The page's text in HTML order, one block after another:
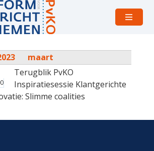
Open
maart
Terugblik PvKO
Inspiratiesessie Klantgerichte
Slimme coalities